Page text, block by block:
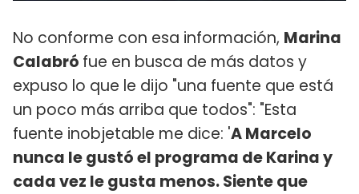
No conforme con esa información, Marina
Calabró fue en busca de más datos y
expuso lo que le dijo "una fuente que está
un poco más arriba que todos": "Esta
fuente inobjetable me dice: 'A Marcelo
nunca le gustó el programa de Karina y
cada vez le gusta menos. Siente que